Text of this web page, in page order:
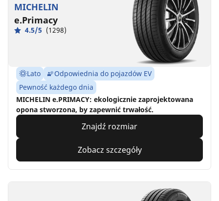
MICHELIN
e.Primacy
4.5/5 (1298)
Lato
Odpowiednia do pojazdów EV
Pewność każdego dnia
MICHELIN e.PRIMACY: ekologicznie zaprojektowana
opona stworzona, by zapewnić trwałość.
Znajdź rozmiar
Zobacz szczegóły